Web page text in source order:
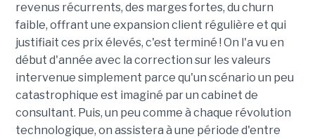
revenus récurrents, des marges fortes, du churn
faible, offrant une expansion client régulière et qui
justifiait ces prix élevés, c'est terminé ! On l'a vu en
début d'année avec la correction sur les valeurs
intervenue simplement parce qu'un scénario un peu
catastrophique est imaginé par un cabinet de
consultant. Puis, un peu comme à chaque révolution
technologique, on assistera à une période d'entre